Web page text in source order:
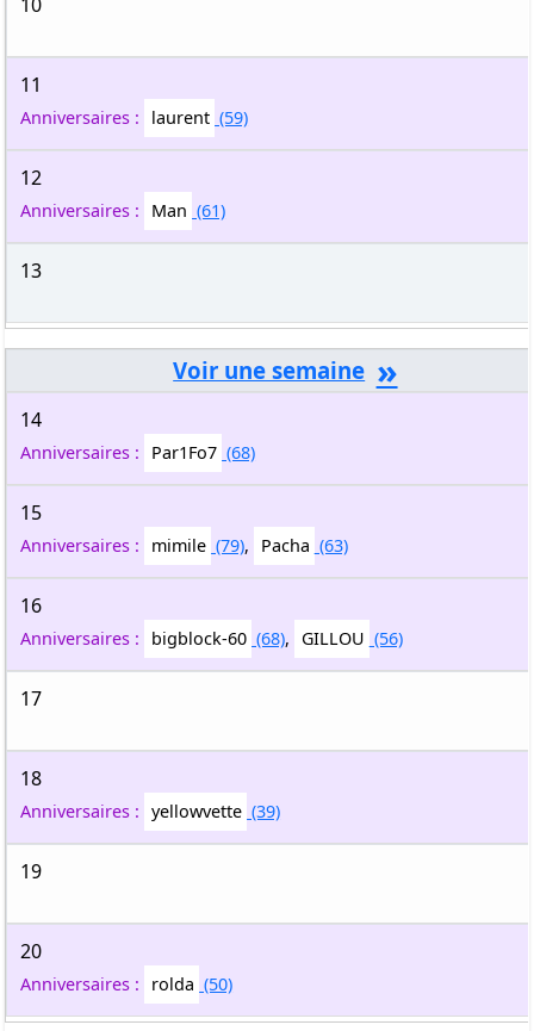
11
Anniversaires : laurent (59)
12
Anniversaires : Man (61)
13
»
14
Anniversaires : Par1Fo7 (68)
15
Anniversaires : mimile (79), Pacha (63)
16
Anniversaires : bigblock-60 (68), GILLOU (56)
17
18
Anniversaires : yellowvette (39)
19
20
Anniversaires : rolda (50)